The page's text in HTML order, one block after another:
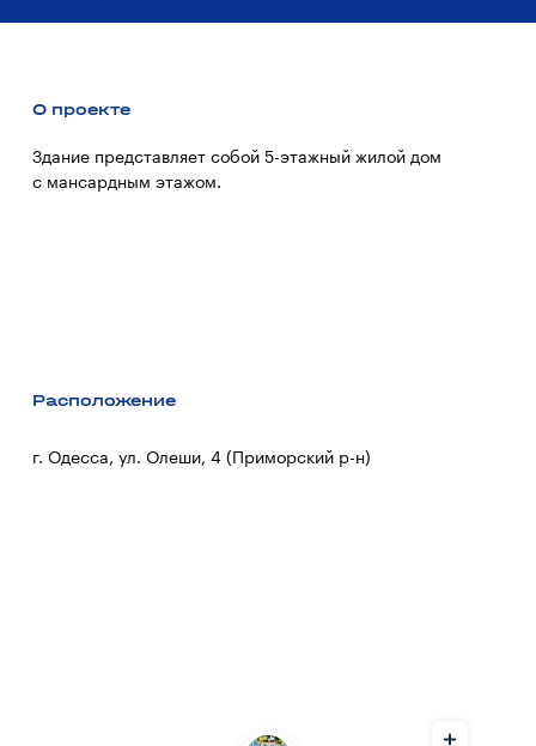
О проекте
Здание представляет собой 5-этажный жилой дом
с мансардным этажом.
Расположение
г. Одесса, ул. Олеши, 4 (Приморский р-н)